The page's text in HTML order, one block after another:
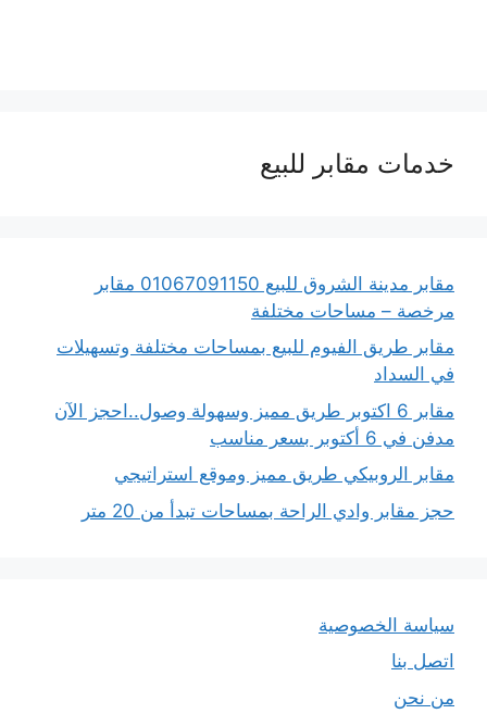
خدمات مقابر للبيع
مقابر مدينة الشروق للبيع 01067091150 مقابر
مرخصة – مساحات مختلفة
مقابر طريق الفيوم للبيع بمساحات مختلفة وتسهيلات
في السداد
مقابر 6 اكتوبر طريق مميز وسهولة وصول..احجز الآن
مدفن في 6 أكتوبر بسعر مناسب
مقابر الروبيكي طريق مميز وموقع استراتيجي
حجز مقابر وادي الراحة بمساحات تبدأ من 20 متر
سياسة الخصوصية
اتصل بنا
من نحن